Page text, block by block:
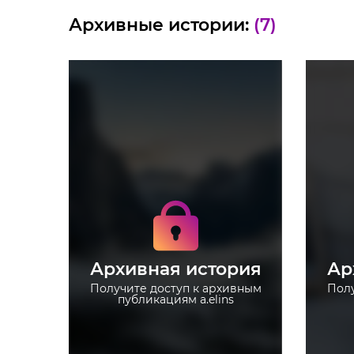
Архивные истории: (7)
Архивная история
Получите доступ к архивным
публикациям a.elins
архивным историям
Не отвлекайтесь на
рекламу
Загружайте истории без
ограничений